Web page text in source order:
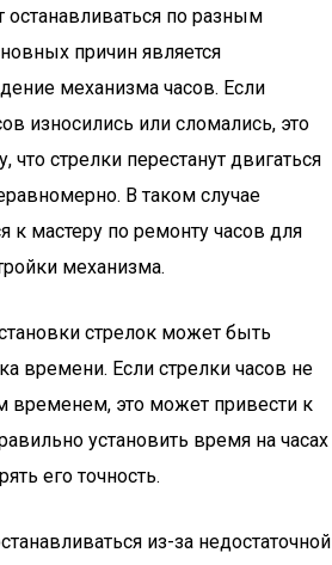
останавливаться по разным
причин является
механизма часов. Если
износились или сломались, это
стрелки перестанут двигаться
В таком случае
к мастеру по ремонту часов для
механизма.
стрелок может быть
времени. Если стрелки часов не
временем, это может привести к
установить время на часах
его точность.
из-за недостаточной